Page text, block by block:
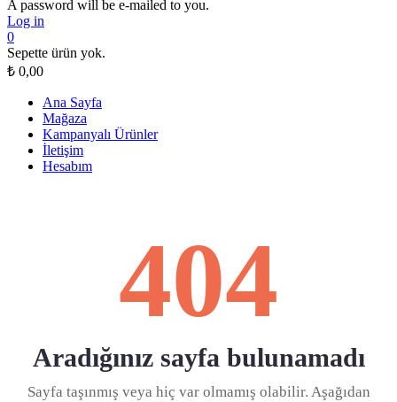
A password will be e-mailed to you.
Log in
0
Sepette ürün yok.
₺ 0,00
Ana Sayfa
Mağaza
Kampanyalı Ürünler
İletişim
Hesabım
404
Aradığınız sayfa bulunamadı
Sayfa taşınmış veya hiç var olmamış olabilir. Aşağıdan